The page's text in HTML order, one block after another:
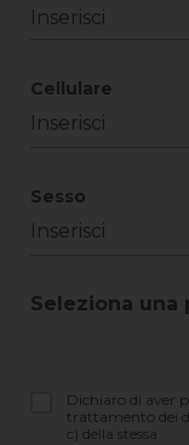
Cellulare
Sesso
Seleziona una
Dichiaro di aver
trattamento dei
c) della stessa.